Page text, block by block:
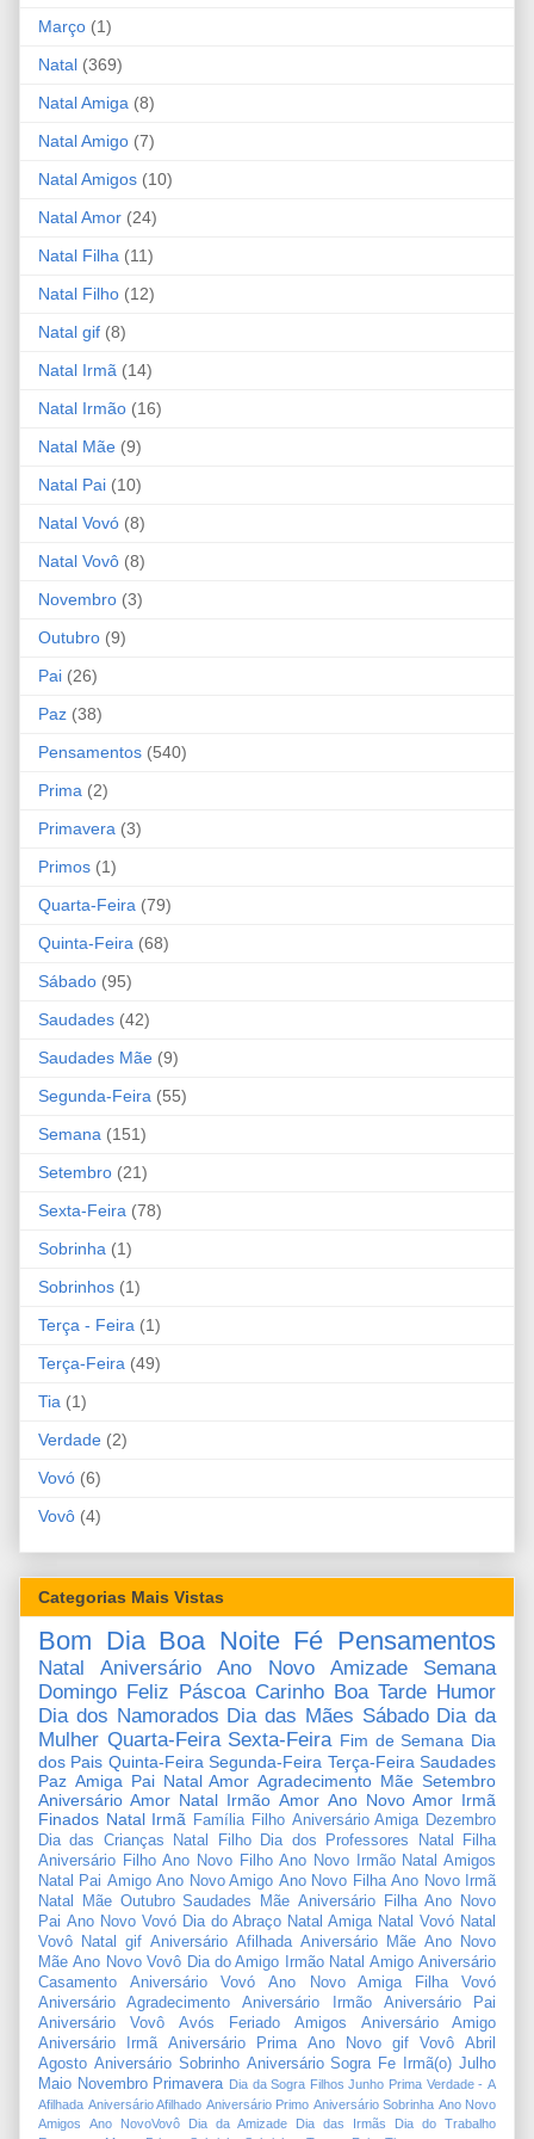
Março (1)
Natal (369)
Natal Amiga (8)
Natal Amigo (7)
Natal Amigos (10)
Natal Amor (24)
Natal Filha (11)
Natal Filho (12)
Natal gif (8)
Natal Irmã (14)
Natal Irmão (16)
Natal Mãe (9)
Natal Pai (10)
Natal Vovó (8)
Natal Vovô (8)
Novembro (3)
Outubro (9)
Pai (26)
Paz (38)
Pensamentos (540)
Prima (2)
Primavera (3)
Primos (1)
Quarta-Feira (79)
Quinta-Feira (68)
Sábado (95)
Saudades (42)
Saudades Mãe (9)
Segunda-Feira (55)
Semana (151)
Setembro (21)
Sexta-Feira (78)
Sobrinha (1)
Sobrinhos (1)
Terça - Feira (1)
Terça-Feira (49)
Tia (1)
Verdade (2)
Vovó (6)
Vovô (4)
Categorias Mais Vistas
Bom Dia Boa Noite Fé Pensamentos
Natal Aniversário Ano Novo Amizade
Semana
Domingo Feliz Páscoa Carinho Boa Tarde Humor
Dia dos Namorados Dia das Mães Sábado Dia da
Mulher Quarta-Feira Sexta-Feira Fim de Semana Dia
dos Pais Quinta-Feira Segunda-Feira Terça-Feira Saudades
Paz Amiga Pai Natal Amor Agradecimento Mãe Setembro
Aniversário Amor Natal Irmão Amor Ano Novo Amor Irmã
Finados Natal Irmã Família Filho Aniversário Amiga Dezembro
Dia das Crianças
Natal Filho Dia dos Professores
Natal Filha
Aniversário Filho Ano Novo Filho Ano Novo Irmão Natal Amigos
Natal Pai Amigo Ano Novo Amigo Ano Novo Filha Ano Novo Irmã
Natal Mãe Outubro Saudades Mãe Aniversário Filha Ano Novo
Pai Ano Novo Vovó Dia do Abraço Natal Amiga Natal Vovó Natal
Vovô
Natal gif Aniversário Afilhada Aniversário Mãe Ano Novo
Mãe Ano Novo Vovô Dia do Amigo Irmão Natal Amigo Aniversário
Casamento
Aniversário Vovó Ano Novo Amiga Filha
Vovó
Aniversário Agradecimento
Aniversário Irmão
Aniversário Pai
Aniversário Vovô
Avós Feriado Amigos
Aniversário Amigo
Aniversário Irmã
Aniversário Prima Ano Novo gif Vovô
Abril
Agosto Aniversário Sobrinho Aniversário Sogra Fe Irmã(o) Julho
Maio Novembro Primavera Dia da Sogra Filhos Junho Prima Verdade - A
Afilhada Aniversário Afilhado Aniversário Primo Aniversário Sobrinha Ano Novo
Amigos
Ano NovoVovô Dia da Amizade Dia das Irmãs
Dia do Trabalho